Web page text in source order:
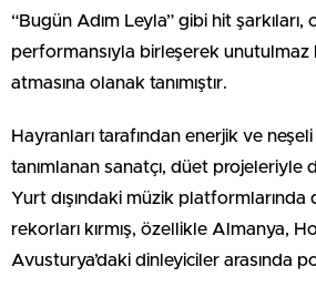
“Bugün Adım Leyla” gibi hit şarkıları,
performansıyla birleşerek unutulmaz
atmasına olanak tanımıştır.
Hayranları tarafından enerjik ve neşeli
tanımlanan sanatçı, düet projeleriyle
Yurt dışındaki müzik platformlarında
rekorları kırmış, özellikle Almanya,
Avusturya’daki dinleyiciler arasında